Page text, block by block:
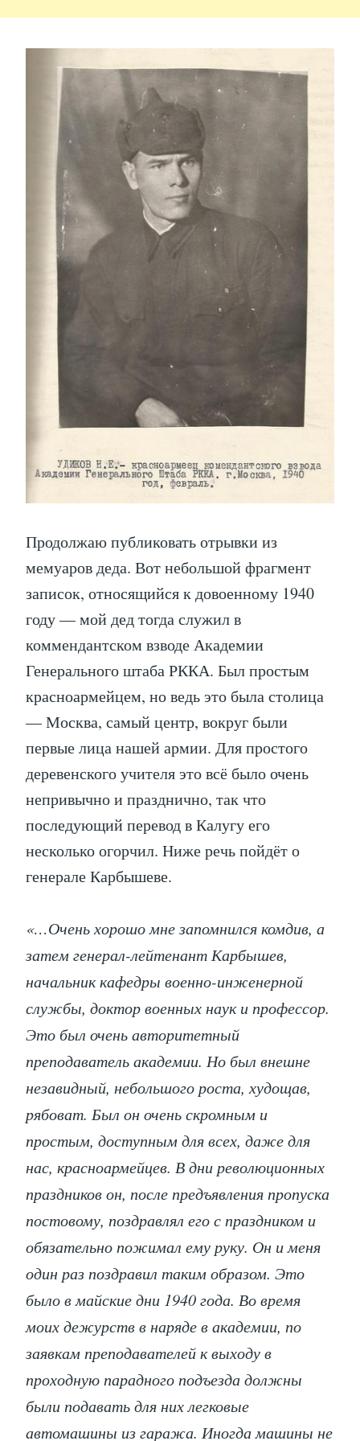
Продолжаю публиковать отрывки из
мемуаров деда. Вот небольшой фрагмент
записок, относящийся к довоенному 1940
году — мой дед тогда служил в
коммендантском взводе Академии
Генерального штаба РККА. Был простым
красноармейцем, но ведь это была столица
— Москва, самый центр, вокруг были
первые лица нашей армии. Для простого
деревенского учителя это всё было очень
непривычно и празднично, так что
последующий перевод в Калугу его
несколько огорчил. Ниже речь пойдёт о
генерале Карбышеве.
«…Очень хорошо мне запомнился комдив, а
затем генерал-лейтенант Карбышев,
начальник кафедры военно-инженерной
службы, доктор военных наук и профессор.
Это был очень авторитетный
преподаватель академии. Но был внешне
незавидный, небольшого роста, худощав,
рябоват. Был он очень скромным и
простым, доступным для всех, даже для
нас, красноармейцев. В дни революционных
праздников он, после предъявления пропуска
постовому, поздравлял его с праздником и
обязательно пожимал ему руку. Он и меня
один раз поздравил таким образом. Это
было в майские дни 1940 года. Во время
моих дежурств в наряде в академии, по
заявкам преподавателей к выходу в
проходную парадного подъезда должны
были подавать для них легковые
автомашины из гаража. Иногда машины не